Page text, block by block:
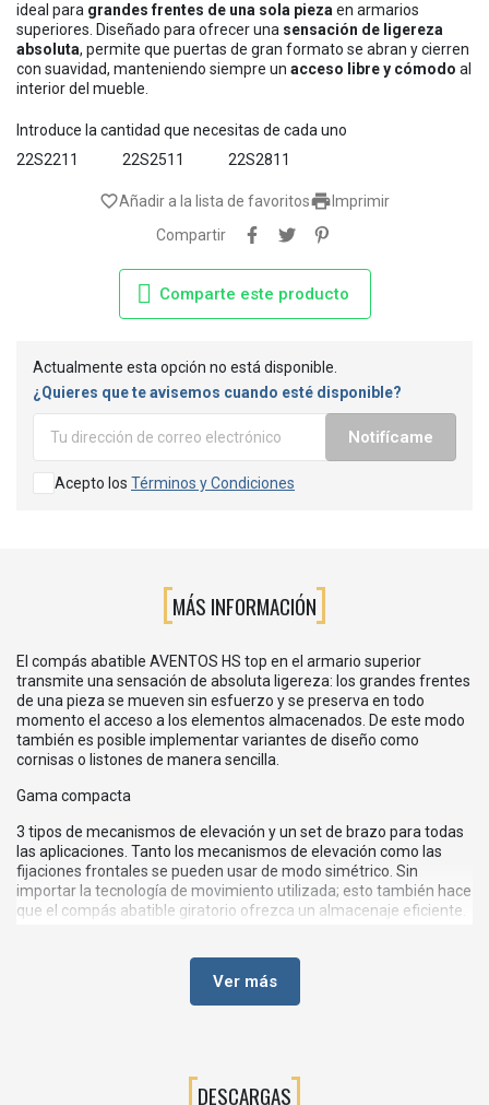
ideal para grandes frentes de una sola pieza en armarios
superiores. Diseñado para ofrecer una sensación de ligereza
absoluta, permite que puertas de gran formato se abran y cierren
con suavidad, manteniendo siempre un acceso libre y cómodo al
interior del mueble.
Introduce la cantidad que necesitas de cada uno
22S2211
22S2511 22S2811
 Imprimir
favorite_borderAñadir a la lista de favoritos
Compartir
Comparte este producto
Actualmente esta opción no está disponible.
¿Quieres que te avisemos cuando esté disponible?
Notifícame
Acepto los Términos y Condiciones
MÁS INFORMACIÓN
El compás abatible AVENTOS HS top en el armario superior
transmite una sensación de absoluta ligereza: los grandes frentes
de una pieza se mueven sin esfuerzo y se preserva en todo
momento el acceso a los elementos almacenados. De este modo
también es posible implementar variantes de diseño como
cornisas o listones de manera sencilla.
Gama compacta
3 tipos de mecanismos de elevación y un set de brazo para todas
las aplicaciones. Tanto los mecanismos de elevación como las
fijaciones frontales se pueden usar de modo simétrico. Sin
importar la tecnología de movimiento utilizada; esto también hace
que el compás abatible giratorio ofrezca un almacenaje eficiente.
Con AVENTOS HS top podrá diseñar grandes puertas de una pieza
con frentes de madera, así como con marcos de aluminio anchos
Las tapas de los compases abatibles giratorios tienen un diseño
Ver más
DESCARGAS